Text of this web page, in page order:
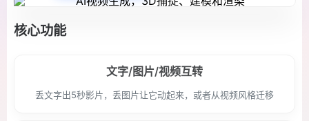
核心功能
文字/图片/视频互转
丢文字出5秒影片，丢图片让它动起来，或者从视频风格迁移